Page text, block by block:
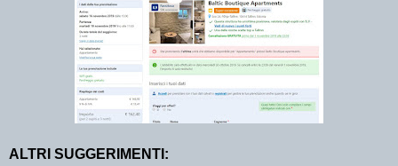
ALTRI SUGGERIMENTI: